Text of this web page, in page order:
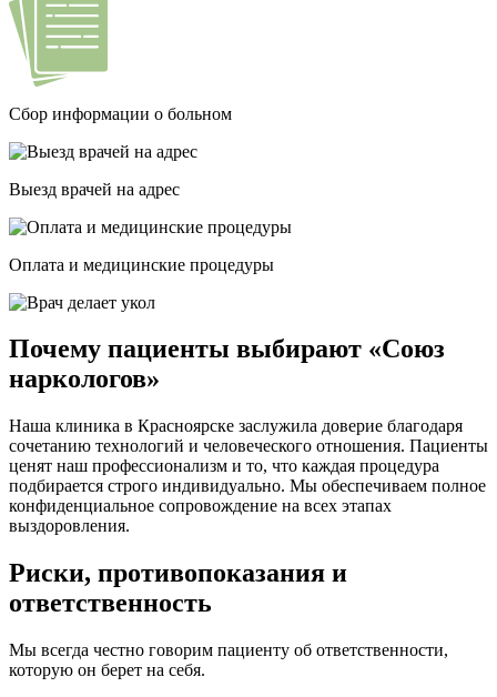
Сбор информации о больном
Выезд врачей на адрес
Оплата и медицинские процедуры
Почему пациенты выбирают «Союз
наркологов»
Наша клиника в Красноярске заслужила доверие благодаря
сочетанию технологий и человеческого отношения. Пациенты
ценят наш профессионализм и то, что каждая процедура
подбирается строго индивидуально. Мы обеспечиваем полное
конфиденциальное сопровождение на всех этапах
выздоровления.
Риски, противопоказания и
ответственность
Мы всегда честно говорим пациенту об ответственности,
которую он берет на себя.